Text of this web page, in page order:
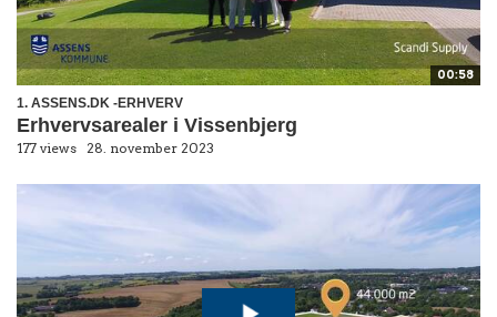
00:58
1. ASSENS.DK -ERHVERV
Erhvervsarealer i Vissenbjerg
177 views 28. november 2023